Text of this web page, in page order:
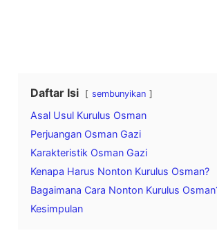
Daftar Isi sembunyikan
Asal Usul Kurulus Osman
Perjuangan Osman Gazi
Karakteristik Osman Gazi
Kenapa Harus Nonton Kurulus Osman?
Bagaimana Cara Nonton Kurulus
Kesimpulan